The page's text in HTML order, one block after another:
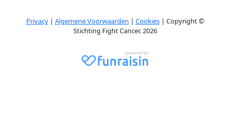
Privacy| Algemene Voorwaarden | Cookies| Copyright ©
Stichting Fight Cancer. 2026